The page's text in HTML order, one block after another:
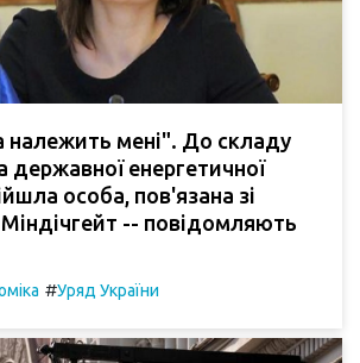
належить мені". До складу
державної енергетичної
особа, пов'язана зі
-- повідомляють
#Уряд України